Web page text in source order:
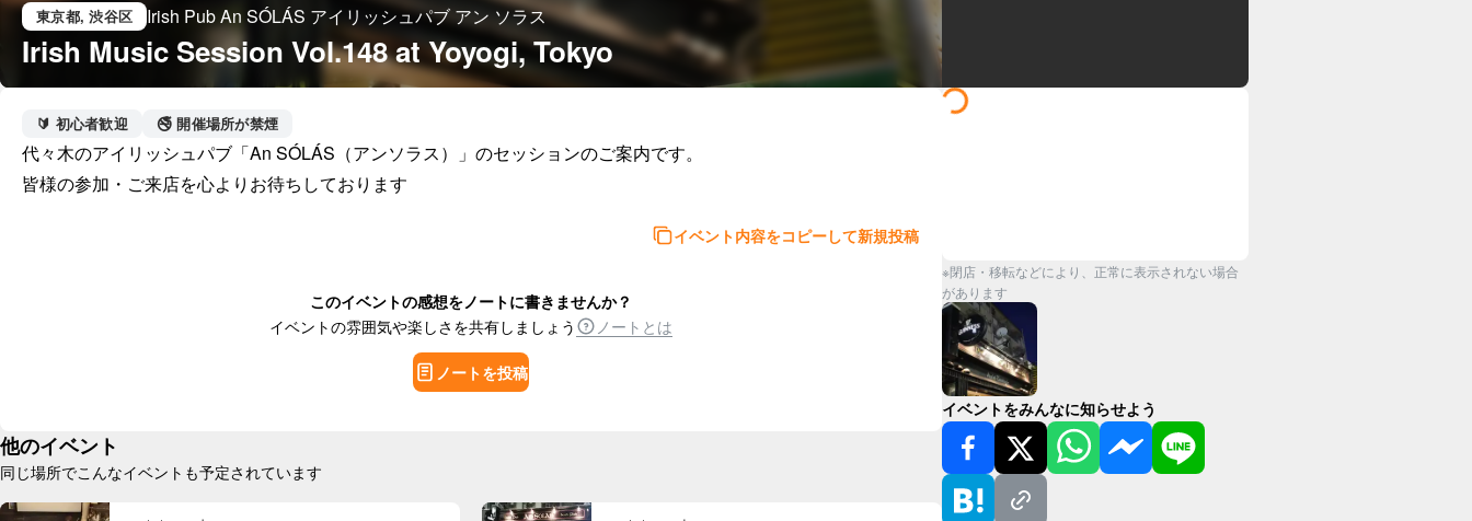
東京都, 渋谷区 Irish Pub An SÓLÁS アイリッシュパブ アン ソラス
Irish Music Session Vol.148 at Yoyogi, Tokyo
🔰 初心者歓迎 🚭 開催場所が禁煙
代々木のアイリッシュパブ「An SÓLÁS（アンソラス）」のセッションのご案内です。
皆様の参加・ご来店を心よりお待ちしております
イベント内容をコピーして新規投稿
このイベントの感想をノートに書きませんか？
イベントの雰囲気や楽しさを共有しましょう
ノートとは
ノートを投稿
他のイベント
同じ場所でこんなイベントも予定されています
※閉店・移転などにより、正常に表示されない場合
があります
イベントをみんなに知らせよう